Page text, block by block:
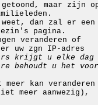
maar zijn
dan zal er een
pagina.
veranderen of
uw zgn IP-adres
krijgt u elke dag
behoudt u het voor
kan veranderen
meer aanwezig),